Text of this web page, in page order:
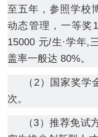
至五年，参照学校
动态管理，一等奖
15000 元/生·学年,
盖率一般达 80%。
（2）国家奖
次。
（3）推荐免试